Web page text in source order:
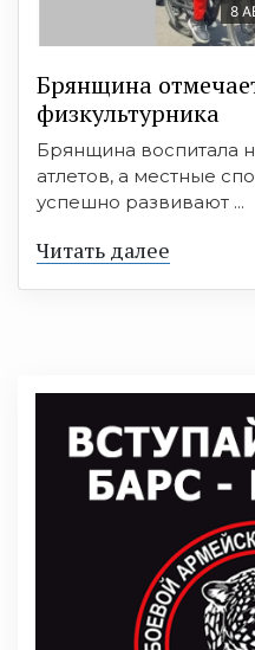
8
Брянщина
физкультурника
Брянщина воспитала
атлетов, а местные
успешно развивают ...
Читать далее